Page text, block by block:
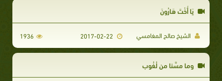
يَا أُخْتَ هَارُونَ
الشيخ صالح المغامسي 1936
وما مسَّنا من لُغُوب